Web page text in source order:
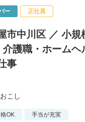
ー 正社員
市中川区 ／ 小規
護職・ホームヘ
事
こし
OK 手当が充実